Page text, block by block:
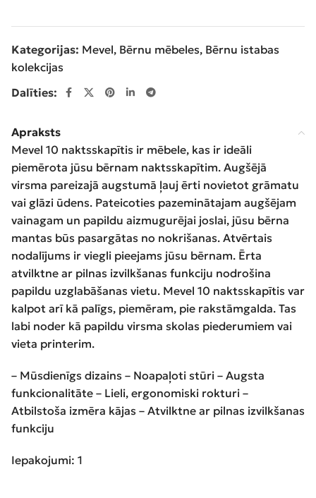
Kategorijas: Mevel, Bērnu mēbeles, Bērnu istabas
kolekcijas
Dalīties:
Apraksts
Mevel 10 naktsskapītis ir mēbele, kas ir ideāli
piemērota jūsu bērnam naktsskapītim. Augšējā
virsma pareizajā augstumā ļauj ērti novietot grāmatu
vai glāzi ūdens. Pateicoties pazeminātajam augšējam
vainagam un papildu aizmugurējai joslai, jūsu bērna
mantas būs pasargātas no nokrišanas. Atvērtais
nodalījums ir viegli pieejams jūsu bērnam. Ērta
atvilktne ar pilnas izvilkšanas funkciju nodrošina
papildu uzglabāšanas vietu. Mevel 10 naktsskapītis var
kalpot arī kā palīgs, piemēram, pie rakstāmgalda. Tas
labi noder kā papildu virsma skolas piederumiem vai
vieta printerim.
– Mūsdienīgs dizains – Noapaļoti stūri – Augsta
funkcionalitāte – Lieli, ergonomiski rokturi –
Atbilstoša izmēra kājas – Atvilktne ar pilnas izvilkšanas
funkciju
Iepakojumi: 1